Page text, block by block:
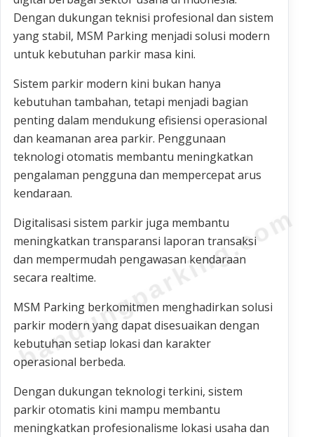
Dengan dukungan teknisi profesional dan sistem
yang stabil, MSM Parking menjadi solusi modern
untuk kebutuhan parkir masa kini.
Sistem parkir modern kini bukan hanya
kebutuhan tambahan, tetapi menjadi bagian
penting dalam mendukung efisiensi operasional
dan keamanan area parkir. Penggunaan
teknologi otomatis membantu meningkatkan
pengalaman pengguna dan mempercepat arus
kendaraan.
Digitalisasi sistem parkir juga membantu
meningkatkan transparansi laporan transaksi
dan mempermudah pengawasan kendaraan
secara realtime.
MSM Parking berkomitmen menghadirkan solusi
parkir modern yang dapat disesuaikan dengan
kebutuhan setiap lokasi dan karakter
operasional berbeda.
Dengan dukungan teknologi terkini, sistem
parkir otomatis kini mampu membantu
meningkatkan profesionalisme lokasi usaha dan
bandungparking.com